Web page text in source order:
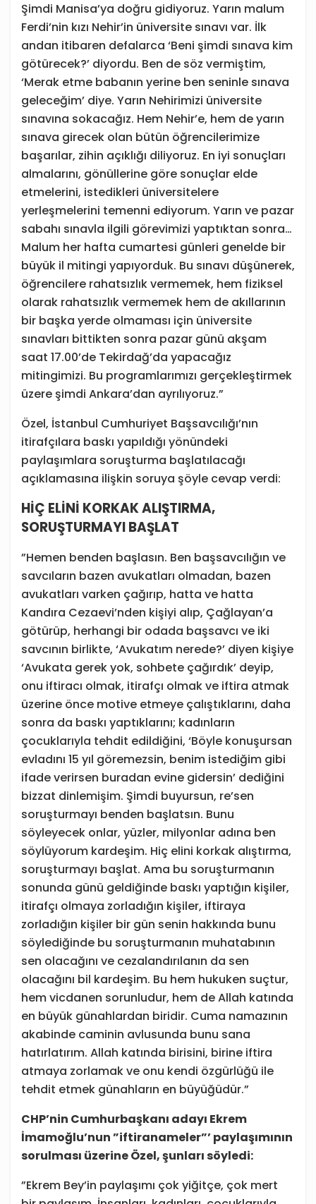
Şimdi Manisa’ya doğru gidiyoruz. Yarın malum
Ferdi’nin kızı Nehir’in üniversite sınavı var. İlk
andan itibaren defalarca ‘Beni şimdi sınava kim
götürecek?’ diyordu. Ben de söz vermiştim,
‘Merak etme babanın yerine ben seninle sınava
geleceğim’ diye. Yarın Nehirimizi üniversite
sınavına sokacağız. Hem Nehir’e, hem de yarın
sınava girecek olan bütün öğrencilerimize
başarılar, zihin açıklığı diliyoruz. En iyi sonuçları
almalarını, gönüllerine göre sonuçlar elde
etmelerini, istedikleri üniversitelere
yerleşmelerini temenni ediyorum. Yarın ve pazar
sabahı sınavla ilgili görevimizi yaptıktan sonra…
Malum her hafta cumartesi günleri genelde bir
büyük il mitingi yapıyorduk. Bu sınavı düşünerek,
öğrencilere rahatsızlık vermemek, hem fiziksel
olarak rahatsızlık vermemek hem de akıllarının
bir başka yerde olmaması için üniversite
sınavları bittikten sonra pazar günü akşam
saat 17.00’de Tekirdağ’da yapacağız
mitingimizi. Bu programlarımızı gerçekleştirmek
üzere şimdi Ankara’dan ayrılıyoruz.”
Özel, İstanbul Cumhuriyet Başsavcılığı’nın
itirafçılara baskı yapıldığı yönündeki
paylaşımlara soruşturma başlatılacağı
açıklamasına ilişkin soruya şöyle cevap verdi:
HİÇ ELİNİ KORKAK ALIŞTIRMA,
SORUŞTURMAYI BAŞLAT
”Hemen benden başlasın. Ben başsavcılığın ve
savcıların bazen avukatları olmadan, bazen
avukatları varken çağırıp, hatta ve hatta
Kandıra Cezaevi’nden kişiyi alıp, Çağlayan’a
götürüp, herhangi bir odada başsavcı ve iki
savcının birlikte, ‘Avukatım nerede?’ diyen kişiye
‘Avukata gerek yok, sohbete çağırdık’ deyip,
onu iftiracı olmak, itirafçı olmak ve iftira atmak
üzerine önce motive etmeye çalıştıklarını, daha
sonra da baskı yaptıklarını; kadınların
çocuklarıyla tehdit edildiğini, ‘Böyle konuşursan
evladını 15 yıl göremezsin, benim istediğim gibi
ifade verirsen buradan evine gidersin’ dediğini
bizzat dinlemişim. Şimdi buyursun, re’sen
soruşturmayı benden başlatsın. Bunu
söyleyecek onlar, yüzler, milyonlar adına ben
söylüyorum kardeşim. Hiç elini korkak alıştırma,
soruşturmayı başlat. Ama bu soruşturmanın
sonunda günü geldiğinde baskı yaptığın kişiler,
itirafçı olmaya zorladığın kişiler, iftiraya
zorladığın kişiler bir gün senin hakkında bunu
söylediğinde bu soruşturmanın muhatabının
sen olacağını ve cezalandırılanın da sen
olacağını bil kardeşim. Bu hem hukuken suçtur,
hem vicdanen sorunludur, hem de Allah katında
en büyük günahlardan biridir. Cuma namazının
akabinde caminin avlusunda bunu sana
hatırlatırım. Allah katında birisini, birine iftira
atmaya zorlamak ve onu kendi özgürlüğü ile
tehdit etmek günahların en büyüğüdür.”
CHP’nin Cumhurbaşkanı adayı Ekrem
İmamoğlu’nun ”iftiranameler”’ paylaşımının
sorulması üzerine Özel, şunları söyledi:
”Ekrem Bey’in paylaşımı çok yiğitçe, çok mert